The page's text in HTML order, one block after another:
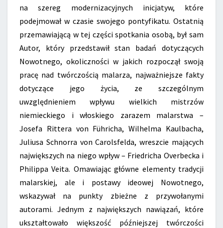
na szereg modernizacyjnych inicjatyw, które
podejmował w czasie swojego pontyfikatu. Ostatnią
przemawiającą w tej części spotkania osobą, był sam
Autor, który przedstawił stan badań dotyczących
Nowotnego, okoliczności w jakich rozpoczął swoją
pracę nad twórczością malarza, najważniejsze fakty
dotyczące jego życia, ze szczególnym
uwzględnieniem wpływu wielkich mistrzów
niemieckiego i włoskiego zarazem malarstwa –
Josefa Rittera von Führicha, Wilhelma Kaulbacha,
Juliusa Schnorra von Carolsfelda, wreszcie mających
największych na niego wpływ – Friedricha Overbecka i
Philippa Veita. Omawiając główne elementy tradycji
malarskiej, ale i postawy ideowej Nowotnego,
wskazywał na punkty zbieżne z przywołanymi
autorami. Jednym z największych nawiązań, które
ukształtowało większość późniejszej twórczości